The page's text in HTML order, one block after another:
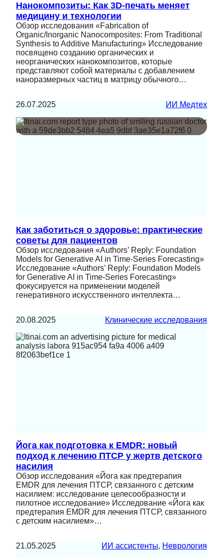
Нанокомпозиты: Как 3D-печать меняет
медицину и технологии
Обзор исследования «Fabrication of
Organic/Inorganic Nanocomposites: From Traditional
Synthesis to Additive Manufacturing» Исследование
посвящено созданию органических и
неорганических нанокомпозитов, которые
представляют собой материалы с добавлением
наноразмерных частиц в матрицу обычного…
26.07.2025 ИИ Медтех
Как заботиться о здоровье: практические
советы для пациентов
Обзор исследования «Authors’ Reply: Foundation
Models for Generative AI in Time-Series Forecasting»
Исследование «Authors’ Reply: Foundation Models
for Generative AI in Time-Series Forecasting»
фокусируется на применении моделей
генеративного искусственного интеллекта…
20.08.2025 Клинические исследования
Йога как подготовка к EMDR: новый
подход к лечению ПТСР у жертв детского
насилия
Обзор исследования «Йога как предтерапия
EMDR для лечения ПТСР, связанного с детским
насилием: исследование целесообразности и
пилотное исследование» Исследование «Йога как
предтерапия EMDR для лечения ПТСР, связанного
с детским насилием»…
21.05.2025 ИИ ассистенты, Неврология